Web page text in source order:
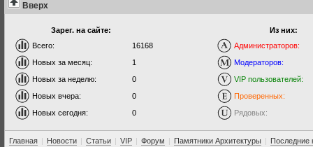
Вверх
Зарег. на сайте:
Всего:
16168
Новых за месяц:
1
Новых за неделю:
0
Новых вчера:
0
Новых сегодня:
0
Из них:
Администраторов:
Модераторов:
VIP пользователей:
Проверенных:
Рядовых:
Главная | Новости | Статьи | VIP | Форум | Памятники Архитектуры | Последние